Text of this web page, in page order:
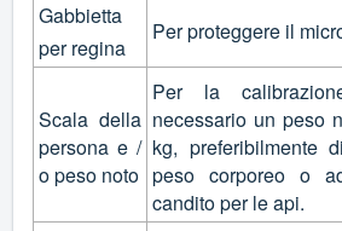
Gabbietta
per regina
Per proteggere il
Scala della
persona e /
o peso noto
Per la
necessario un peso
kg, preferibilmente
peso corporeo o
candito per le api.